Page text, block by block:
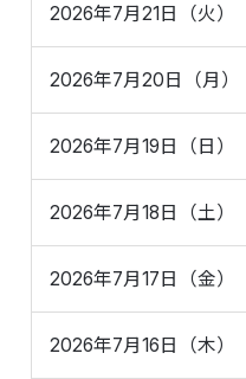
2026年7月21日（火）
2026年7月20日（月）
2026年7月19日（日）
2026年7月18日（土）
2026年7月17日（金）
2026年7月16日（木）